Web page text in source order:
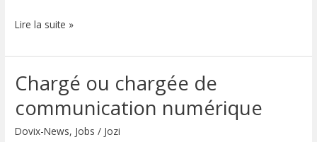
Lire la suite »
Chargé ou chargée de
communication numérique
Dovix-News, Jobs / Jozi
Chargé
chargée
de